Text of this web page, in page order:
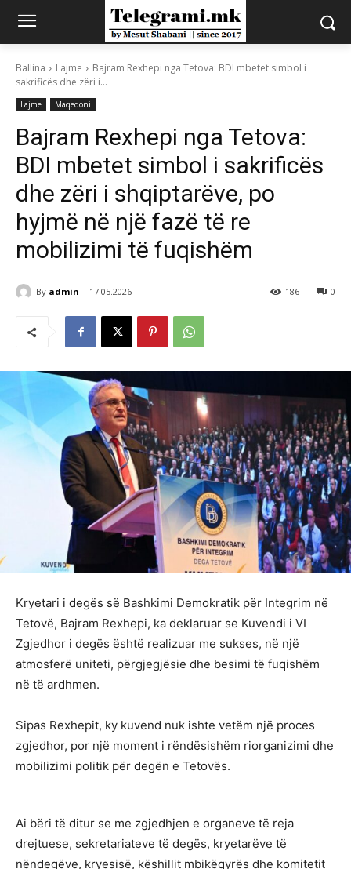
Ballina Lajme
Bajram Rexhepi nga Tetova: BDI mbetet simbol i
sakrificës dhe zëri i...
Lajme Maqedoni
Bajram Rexhepi nga Tetova:
BDI mbetet simbol i sakrificës
dhe zëri i shqiptarëve, po
hyjmë në një fazë të re
mobilizimi të fuqishëm
By admin 17.05.2026 0
186
Kryetari i degës së Bashkimi Demokratik për Integrim në
Tetovë, Bajram Rexhepi, ka deklaruar se Kuvendi i VI
Zgjedhor i degës është realizuar me sukses, në një
atmosferë uniteti, përgjegjësie dhe besimi të fuqishëm
në të ardhmen.
Sipas Rexhepit, ky kuvend nuk ishte vetëm një proces
zgjedhor, por një moment i rëndësishëm riorganizimi dhe
mobilizimi politik për degën e Tetovës.
Ai bëri të ditur se me zgjedhjen e organeve të reja
drejtuese, sekretariateve të degës, kryetarëve të
nëndegëve, kryesisë, këshillit mbikëqyrës dhe komitetit